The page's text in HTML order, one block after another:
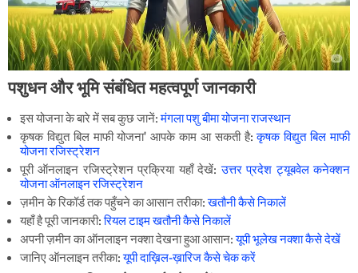
पशुधन और भूमि संबंधित महत्वपूर्ण जानकारी
इस योजना के बारे में सब कुछ जानें: मंगला पशु बीमा योजना राजस्थान
कृषक विद्युत बिल माफी योजना' आपके काम आ सकती है: कृषक विद्युत बिल माफी
योजना रजिस्ट्रेशन
पूरी ऑनलाइन रजिस्ट्रेशन प्रक्रिया यहाँ देखें: उत्तर प्रदेश ट्यूबवेल कनेक्शन
योजना ऑनलाइन रजिस्ट्रेशन
ज़मीन के रिकॉर्ड तक पहुँचने का आसान तरीका: खतौनी कैसे निकालें
यहाँ है पूरी जानकारी: रियल टाइम खतौनी कैसे निकालें
अपनी ज़मीन का ऑनलाइन नक्शा देखना हुआ आसान: यूपी भूलेख नक्शा कैसे देखें
जानिए ऑनलाइन तरीका: यूपी दाख़िल-ख़ारिज कैसे चेक करें